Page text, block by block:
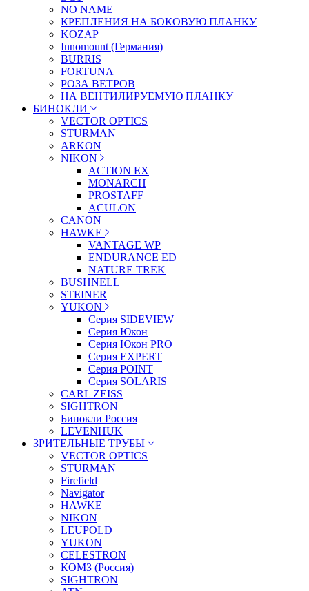
NO NAME
КРЕПЛЕНИЯ НА БОКОВУЮ ПЛАНКУ
KOZAP
Innomount (Германия)
BURRIS
FORTUNA
РОЗА ВЕТРОВ
НА ВЕНТИЛИРУЕМУЮ ПЛАНКУ
БИНОКЛИ
VECTOR OPTICS
STURMAN
ARKON
NIKON
ACTION EX
MONARCH
PROSTAFF
ACULON
CANON
HAWKE
VANTAGE WP
ENDURANCE ED
NATURE TREK
BUSHNELL
STEINER
YUKON
Серия SIDEVIEW
Серия Юкон
Серия Юкон PRO
Серия EXPERT
Серия POINT
Серия SOLARIS
CARL ZEISS
SIGHTRON
Бинокли Россия
LEVENHUK
ЗРИТЕЛЬНЫЕ ТРУБЫ
VECTOR OPTICS
STURMAN
Firefield
Navigator
HAWKE
NIKON
LEUPOLD
YUKON
CELESTRON
КОМЗ (Россия)
SIGHTRON